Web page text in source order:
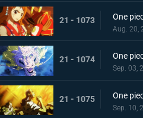
21 - 1073
Aug. 20,
21 - 1074
Sep. 03,
21 - 1075
Sep. 10,